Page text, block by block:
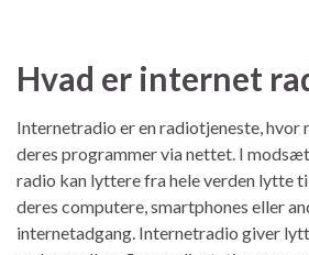
Hvad er internet
Internetradio er en radiotjeneste, hvor
deres programmer via nettet. I
radio kan lyttere fra hele verden lytte
deres computere, smartphones eller
internetadgang. Internetradio giver